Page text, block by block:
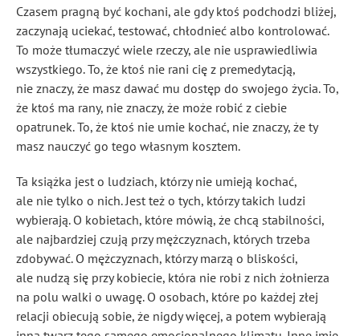
Czasem pragną być kochani, ale gdy ktoś podchodzi bliżej,
zaczynają uciekać, testować, chłodnieć albo kontrolować.
To może tłumaczyć wiele rzeczy, ale nie usprawiedliwia
wszystkiego. To, że ktoś nie rani cię z premedytacją,
nie znaczy, że masz dawać mu dostęp do swojego życia. To,
że ktoś ma rany, nie znaczy, że może robić z ciebie
opatrunek. To, że ktoś nie umie kochać, nie znaczy, że ty
masz nauczyć go tego własnym kosztem.
Ta książka jest o ludziach, którzy nie umieją kochać,
ale nie tylko o nich. Jest też o tych, którzy takich ludzi
wybierają. O kobietach, które mówią, że chcą stabilności,
ale najbardziej czują przy mężczyznach, których trzeba
zdobywać. O mężczyznach, którzy marzą o bliskości,
ale nudzą się przy kobiecie, która nie robi z nich żołnierza
na polu walki o uwagę. O osobach, które po każdej złej
relacji obiecują sobie, że nigdy więcej, a potem wybierają